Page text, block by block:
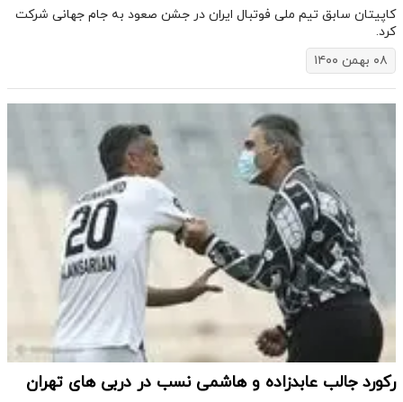
کاپیتان سابق تیم ملی فوتبال ایران در جشن صعود به جام جهانی شرکت
کرد.
۰۸ بهمن ۱۴۰۰
رکورد جالب عابدزاده و هاشمی نسب در دربی های تهران